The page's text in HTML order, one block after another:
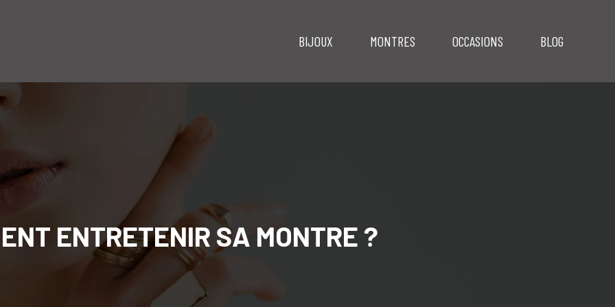
BIJOUX MONTRES OCCASIONS BLOG
ENTRETENIR SA MONTRE ?